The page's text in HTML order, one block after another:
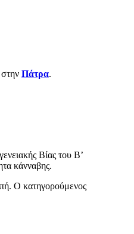
Πάτρα.
Βίας του Β’
κάνναβης.
Ο κατηγορούμενος